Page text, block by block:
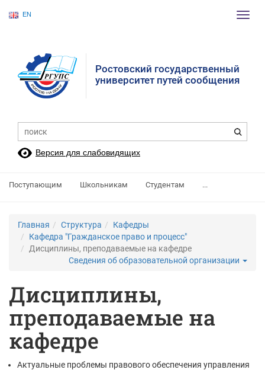
EN
Ростовский государственный
университет путей сообщения
Версия для слабовидящих
Поступающим Школьникам Студентам ...
Главная Структура
Кафедры
Кафедра "Гражданское право и процесс"
Дисциплины, преподаваемые на кафедре
Сведения об образовательной организации
Дисциплины,
преподаваемые на
кафедре
Актуальные проблемы правового обеспечения управления